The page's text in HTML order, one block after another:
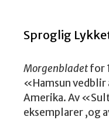
Sproglig
Morgenbladetfor
«Hamsun vedblir
Amerika. Av
eksemplarer ,og